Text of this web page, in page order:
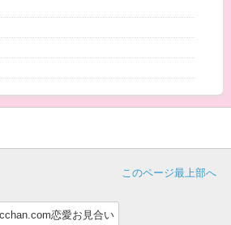
このページ最上部へ